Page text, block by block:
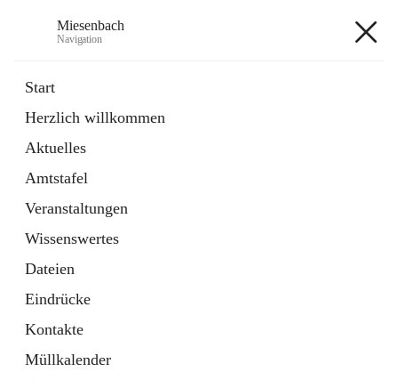
Miesenbach
Navigation
Start
Herzlich willkommen
Aktuelles
Amtstafel
Veranstaltungen
Wissenswertes
Dateien
Eindrücke
Kontakte
Müllkalender
Externe Webseite
in
Tab
Region Schneebergland
Externe Webseite
öffnet
in
neuem
Tab